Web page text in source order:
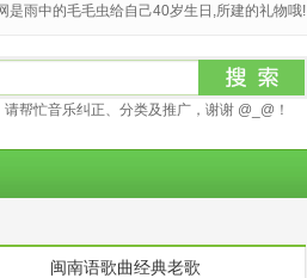
是雨中的毛毛虫给自己40岁生日,所建的礼物哦!
帮忙音乐纠正、分类及推广，谢谢 @_@！
闽南语歌曲经典老歌